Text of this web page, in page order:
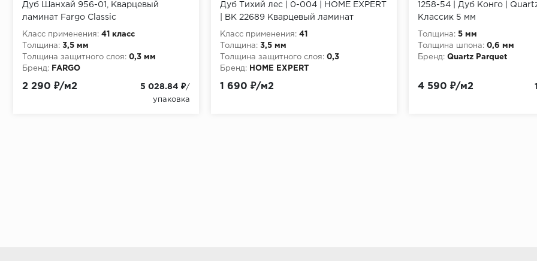
Дуб Шанхай 956-01, Кварцевый
ламинат Fargo Classic
Класс применения: 41 класс
Толщина: 3,5 мм
Толщина защитного слоя: 0,3 мм
Бренд:
FARGO
2 290 ₽/м2 5 028.84 ₽/
упаковка
Дуб Тихий лес | 0-004 | HOME EXPERT
| ВК 22689 Кварцевый ламинат
Класс применения: 41
Толщина: 3,5 мм
Толщина защитного слоя: 0,3
Бренд:
HOME EXPERT
1 690 ₽/м2
1258-54 | Дуб Конго |
Классик 5 мм
Толщина: 5 мм
Толщина шпона: 0,6 мм
Бренд: Quartz Parquet
4 590 ₽/м2